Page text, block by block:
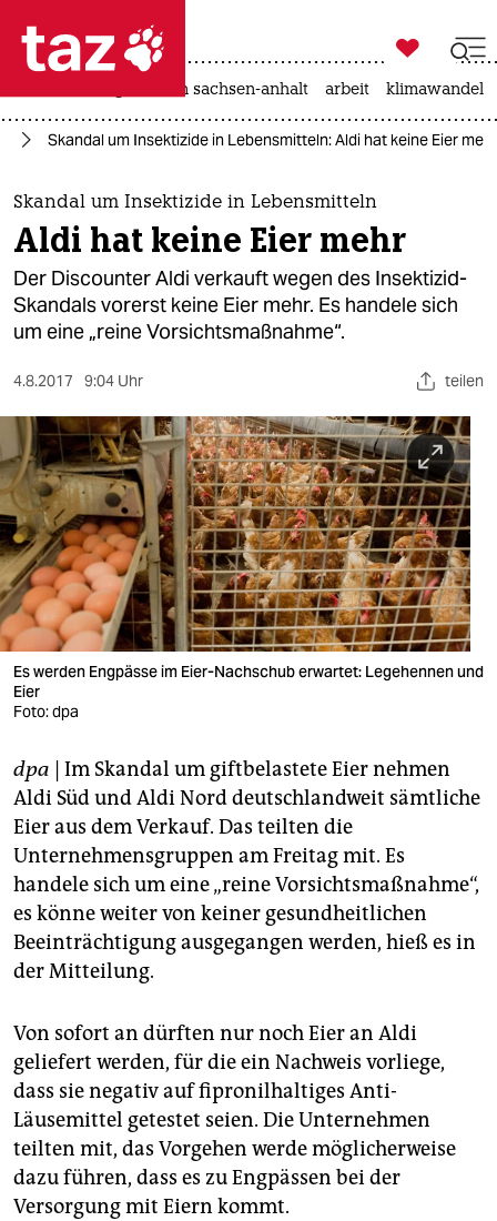
 taz zahl ich
taz zahl ich
themen
politik
öko
sport
berlin
nord
wahrheit
verlag
verlag
shop
fragen & hilfe
unterstützen
abo
genossenschaft

taz zahl ich
landtagswahl in sachsen-anhalt arbeit klimawandel
Skandal um Insektizide in Lebensmitteln: Aldi hat keine Eier mehr
Skandal um Insektizide in Lebensmitteln
Aldi hat keine Eier mehr
Der Discounter Aldi verkauft wegen des Insektizid-
Skandals vorerst keine Eier mehr. Es handele sich
um eine „reine Vorsichtsmaßnahme“.
4.8.2017 9:04 Uhr teilen
Es werden Engpässe im Eier-Nachschub erwartet: Legehennen und
Eier
Foto: dpa
dpa | Im Skandal um giftbelastete Eier nehmen
Aldi Süd und Aldi Nord deutschlandweit sämtliche
Eier aus dem Verkauf. Das teilten die
Unternehmensgruppen am Freitag mit. Es
handele sich um eine „reine Vorsichtsmaßnahme“,
es könne weiter von keiner gesundheitlichen
Beeinträchtigung ausgegangen werden, hieß es in
der Mitteilung.
Von sofort an dürften nur noch Eier an Aldi
geliefert werden, für die ein Nachweis vorliege,
dass sie negativ auf fipronilhaltiges Anti-
Läusemittel getestet seien. Die Unternehmen
teilten mit, das Vorgehen werde möglicherweise
dazu führen, dass es zu Engpässen bei der
Versorgung mit Eiern kommt.